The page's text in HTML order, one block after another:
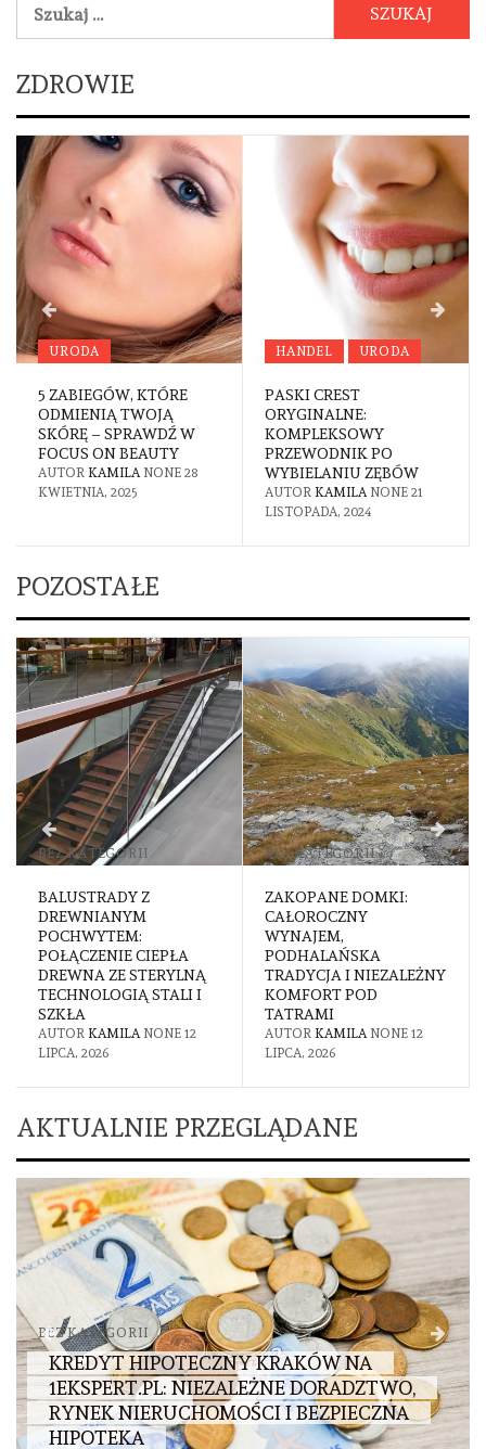
ZDROWIE
HANDEL URODA
PASKI CREST
ORYGINALNE:
KOMPLEKSOWY
PRZEWODNIK PO
WYBIELANIU ZĘBÓW
AUTOR KAMILA
URODA
FREZY DO PEDICURE –
NARZĘDZIE NIEZBĘDNE
W PROFESJONALNEJ
PIELĘGNACJI STÓP
AUTOR KAMILANONE 18
LIPCA, 2024
POZOSTAŁE
BEZ KATEGORII
ZAKOPANE DOMKI:
CAŁOROCZNY
WYNAJEM,
PODHALAŃSKA
TRADYCJA I NIEZALEŻNY
KOMFORT POD
TATRAMI
AUTOR KAMILA NONE 12
LIPCA, 2026
INNE
MINIMALISTYCZNA
BIŻUTERIA NA CO DZIEŃ
— DLACZEGO MNIEJ
NAPRAWDĘ ZNACZY
WIĘCEJ
AUTOR KAMILANONE
LIPCA, 2026
AKTUALNIE PRZEGLĄDANE
BEZ KATEGORII
BALUSTRADY Z DREWNIANYM
POCHWYTEM: POŁĄCZENIE CIEPŁA DREWNA
ZE STERYLNĄ TECHNOLOGIĄ STALI I SZKŁA